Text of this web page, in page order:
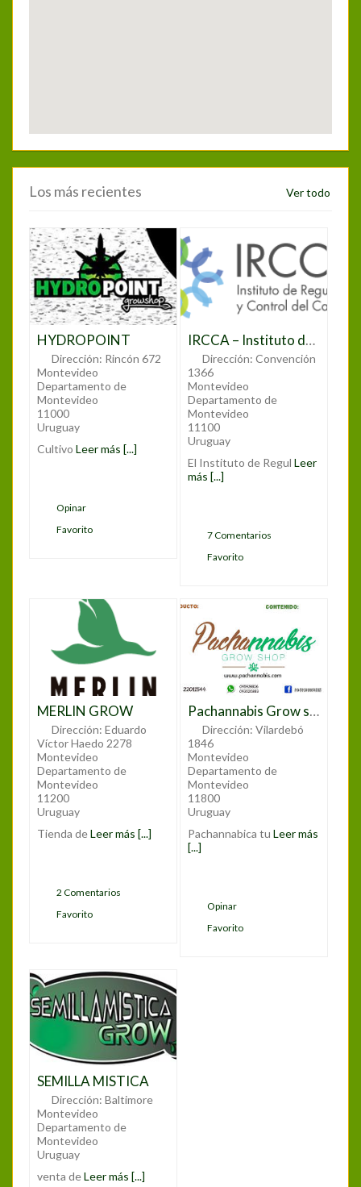
Los más recientes Ver todo
HYDROPOINT
Dirección: Rincón 672
Montevideo
Departamento de
Montevideo
11000
Uruguay
CultivoLeer más [...]
Opinar
Favorito
IRCCA – Instituto de Regulación y Control de Cannabis
Dirección: Convención
1366
Montevideo
Departamento de
Montevideo
11100
Uruguay
El Instituto de RegulLeer
más [...]
7 Comentarios
Favorito
MERLIN GROW
Dirección: Eduardo
Víctor Haedo 2278
Montevideo
Departamento de
Montevideo
11200
Uruguay
Tienda deLeer más [...]
2 Comentarios
Favorito
Pachannabis Grow shop
Dirección: Vilardebó
1846
Montevideo
Departamento de
Montevideo
11800
Uruguay
Pachannabica tuLeer más
[...]
Opinar
Favorito
SEMILLA MISTICA
Dirección: Baltimore
Montevideo
Departamento de
Montevideo
Uruguay
venta deLeer más [...]